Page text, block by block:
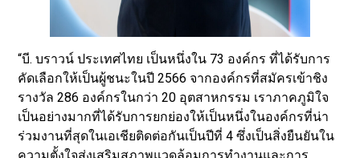
“บี. บราวน์ ประเทศไทย เป็นหนึ่งใน 73 องค์กร ที่ได้รับการ
คัดเลือกให้เป็นผู้ชนะในปี 2566 จากองค์กรที่สมัครเข้าชิง
รางวัล 286 องค์กรในกว่า 20 อุตสาหกรรม เราภาคภูมิใจ
เป็นอย่างมากที่ได้รับการยกย่องให้เป็นหนึ่งในองค์กรที่น่า
ร่วมงานที่สุดในเอเชียติดต่อกันเป็นปีที่ 4 ซึ่งเป็นสิ่งยืนยันใน
ความตั้งใจส่งเสริมสภาพแวดล้อมการทำงานและการ